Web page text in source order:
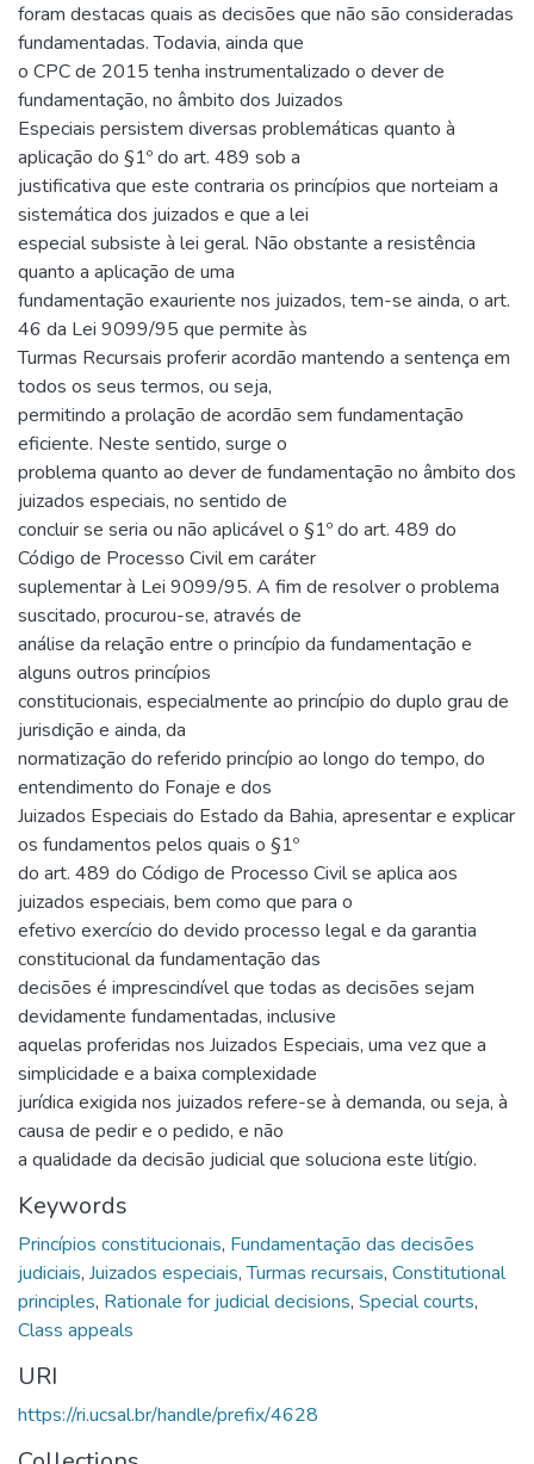
foram destacas quais as decisões que não são consideradas
fundamentadas. Todavia, ainda que
o CPC de 2015 tenha instrumentalizado o dever de
fundamentação, no âmbito dos Juizados
Especiais persistem diversas problemáticas quanto à
aplicação do §1º do art. 489 sob a
justificativa que este contraria os princípios que norteiam a
sistemática dos juizados e que a lei
especial subsiste à lei geral. Não obstante a resistência
quanto a aplicação de uma
fundamentação exauriente nos juizados, tem-se ainda, o art.
46 da Lei 9099/95 que permite às
Turmas Recursais proferir acordão mantendo a sentença em
todos os seus termos, ou seja,
permitindo a prolação de acordão sem fundamentação
eficiente. Neste sentido, surge o
problema quanto ao dever de fundamentação no âmbito dos
juizados especiais, no sentido de
concluir se seria ou não aplicável o §1º do art. 489 do
Código de Processo Civil em caráter
suplementar à Lei 9099/95. A fim de resolver o problema
suscitado, procurou-se, através de
análise da relação entre o princípio da fundamentação e
alguns outros princípios
constitucionais, especialmente ao princípio do duplo grau de
jurisdição e ainda, da
normatização do referido princípio ao longo do tempo, do
entendimento do Fonaje e dos
Juizados Especiais do Estado da Bahia, apresentar e explicar
os fundamentos pelos quais o §1º
do art. 489 do Código de Processo Civil se aplica aos
juizados especiais, bem como que para o
efetivo exercício do devido processo legal e da garantia
constitucional da fundamentação das
decisões é imprescindível que todas as decisões sejam
devidamente fundamentadas, inclusive
aquelas proferidas nos Juizados Especiais, uma vez que a
simplicidade e a baixa complexidade
jurídica exigida nos juizados refere-se à demanda, ou seja, à
causa de pedir e o pedido, e não
a qualidade da decisão judicial que soluciona este litígio.
Keywords
Princípios constitucionais, Fundamentação das decisões
judiciais, Juizados especiais,Turmas recursais, Constitutional
principles, Rationale for judicial decisions, Special courts,
Class appeals
URI
https://ri.ucsal.br/handle/prefix/4628